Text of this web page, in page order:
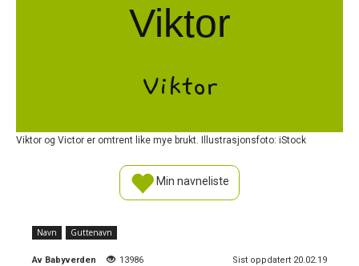
Viktor
Viktor
Viktor og Victor er omtrent like mye brukt. Illustrasjonsfoto: iStock
Min navneliste
Navn Guttenavn
Av Babyverden 13986 Sist oppdatert 20.02.19